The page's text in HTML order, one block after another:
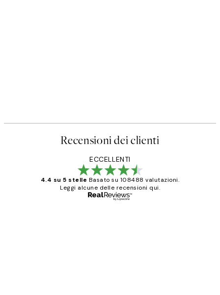
Recensioni dei clienti
ECCELLENTI
4.4 su 5 stelle Basato su 108488 valutazioni.
Leggi alcune delle recensioni qui.